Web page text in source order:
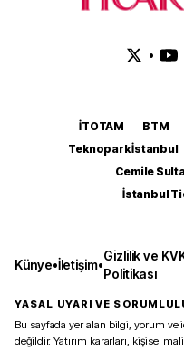
•
İTOTAM BTM
Teknopark İstanbul
Cemile
İstanbul
Künye•İletişim•
Gizlilik ve
Politikası
YASAL UYARI VE
Bu sayfada yer alan bilgi, yorum ve
değildir. Yatırım kararları, kişisel